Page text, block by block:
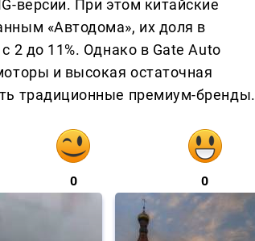
версии. При этом китайские
«Автодома», их доля в
2 до 11%. Однако в Gate Auto
и высокая остаточная
традиционные премиум-бренды.
0 0